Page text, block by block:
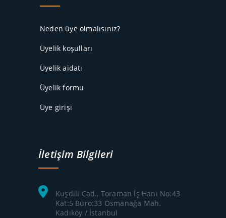
Neden üye olmalısınız?
Üyelik koşulları
Üyelik aidatı
Üyelik formu
Üye girişi
İletişim Bilgileri
Kuşdili Cad., Toraman İş Hanı No:43
Kat:5 Büro:33 Osmanağa Mah.
Kadıköy / İstanbul